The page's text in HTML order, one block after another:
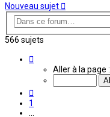
Nouveau sujet
566 sujets
Aller à la page :
1